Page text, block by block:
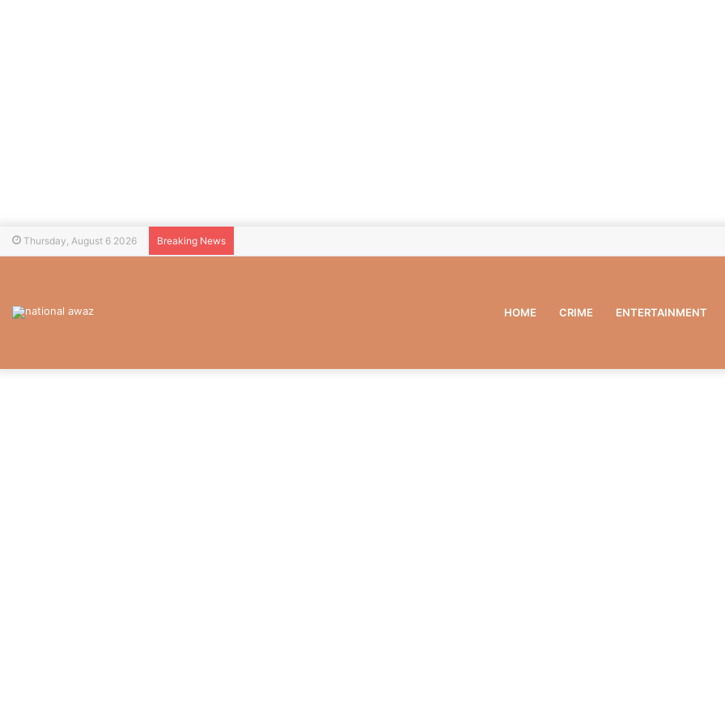
Thursday, August 6 2026 Breaking News
HOME CRIME ENTERTAINMENT